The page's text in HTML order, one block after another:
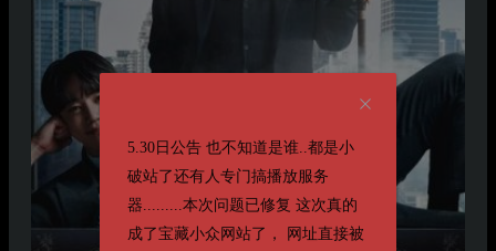
5.30日公告 也不知道是谁..都是小
破站了还有人专门搞播放服务
器.........本次问题已修复 这次真的
成了宝藏小众网站了， 网址直接被